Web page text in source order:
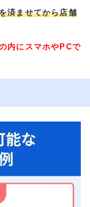
済ませてから店舗
内にスマホやPCで